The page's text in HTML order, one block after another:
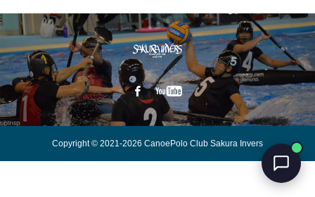
Copyright © 2021-2026 CanoePolo Club Sakura Invers